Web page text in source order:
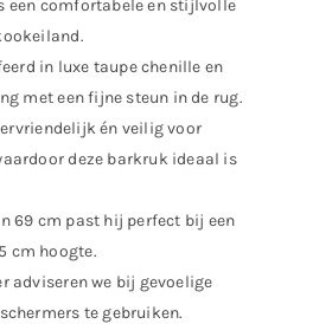
een comfortabele en stijlvolle
in luxe taupe chenille en
met een fijne steun in de rug.
én veilig voor
deze barkruk ideaal is
69 cm past hij perfect bij een
cm hoogte.
adviseren we bij gevoelige
te gebruiken.